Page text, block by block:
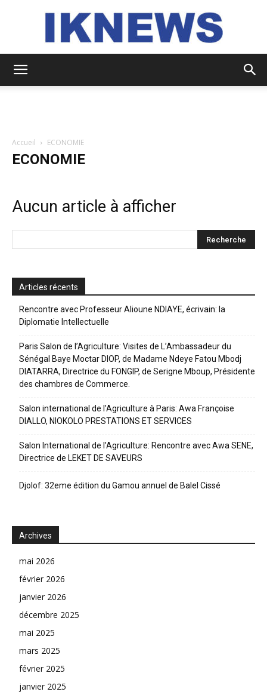
Accueil ECONOMIE
ECONOMIE
Aucun article à afficher
Articles récents
Rencontre avec Professeur Alioune NDIAYE, écrivain: la
Diplomatie Intellectuelle
Paris Salon de l’Agriculture: Visites de L’Ambassadeur du
Sénégal Baye Moctar DIOP, de Madame Ndeye Fatou Mbodj
DIATARRA, Directrice du FONGIP, de Serigne Mboup, Présidente
des chambres de Commerce.
Salon international de l’Agriculture à Paris: Awa Françoise
DIALLO, NIOKOLO PRESTATIONS ET SERVICES
Salon International de l’Agriculture: Rencontre avec Awa SENE,
Directrice de LEKET DE SAVEURS
Djolof: 32eme édition du Gamou annuel de Balel Cissé
Archives
mai 2026
février 2026
janvier 2026
décembre 2025
mai 2025
mars 2025
février 2025
janvier 2025